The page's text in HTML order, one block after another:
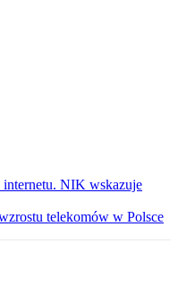
NIK wskazuje
telekomów w Polsce